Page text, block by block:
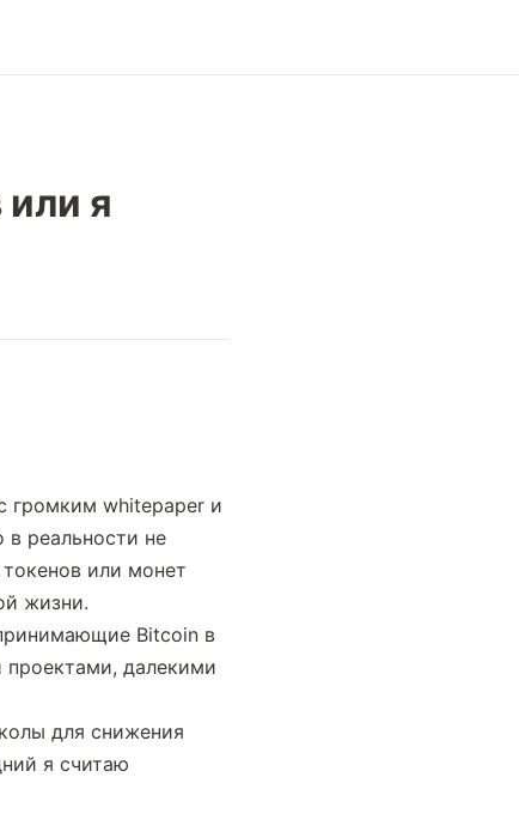
я
громким whitepaper и
реальности не
или монет
жизни.
Bitcoin в
проектами, далекими
для снижения
я считаю